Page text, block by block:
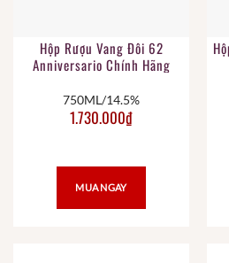
Hộp Rượu Vang Đôi 62
Anniversario Chính Hãng
750ML/14.5%
1.730.000₫
MUA NGAY